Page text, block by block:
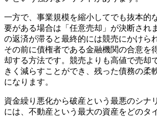
一方で、事業規模を縮小してでも抜本的
要がある場合は「任意売却」が決断され
の返済が滞ると最終的には競売にかけら
その前に債権者である金融機関の合意を
却する方法です。競売よりも高値で売却
きく減らすことができ、残った債務の柔
になります。
資金繰り悪化から破産という最悪のシナ
には、不動産という最大の資産をどのタ